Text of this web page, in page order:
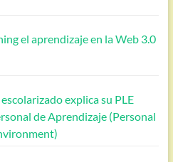
el aprendizaje en la Web 3.0
explica su PLE
de Aprendizaje (Personal